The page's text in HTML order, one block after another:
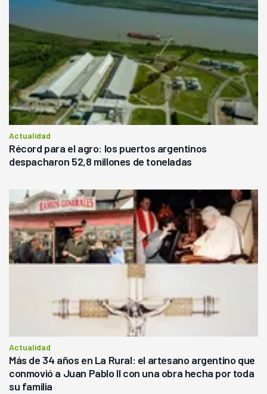
Actualidad
Récord para el agro: los puertos argentinos
despacharon 52,8 millones de toneladas
Actualidad
Más de 34 años en La Rural: el artesano argentino que
conmovió a Juan Pablo II con una obra hecha por toda
su familia